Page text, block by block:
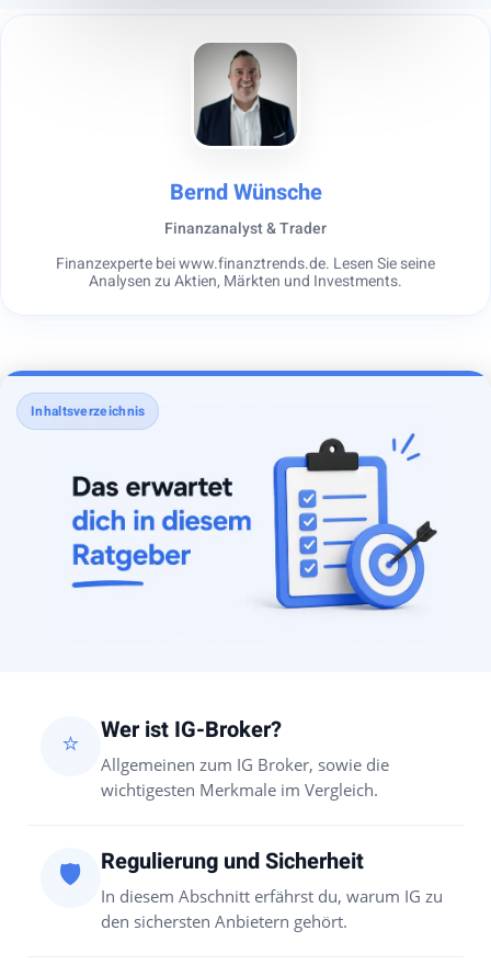
Bernd Wünsche
Finanzanalyst & Trader
Finanzexperte bei www.finanztrends.de. Lesen Sie seine
Analysen zu Aktien, Märkten und Investments.
Inhaltsverzeichnis
⭐ Wer ist IG-Broker?
Allgemeinen zum IG Broker, sowie die
wichtigesten Merkmale im Vergleich.
🛡 Regulierung und Sicherheit
In diesem Abschnitt erfährst du, warum IG zu
den sichersten Anbietern gehört.